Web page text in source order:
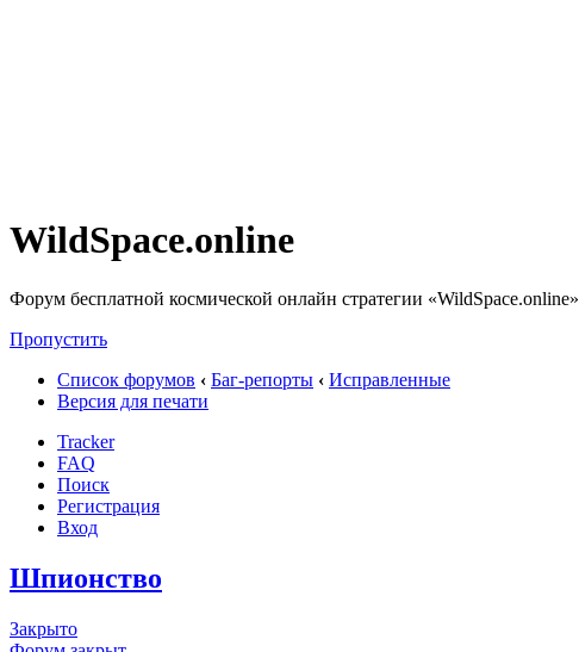
WildSpace.online
Форум бесплатной космической онлайн стратегии «WildSpace.online»
Пропустить
Список форумов ‹ Баг-репорты ‹ Исправленные
Версия для печати
Tracker
FAQ
Поиск
Регистрация
Вход
Шпионство
Закрыто